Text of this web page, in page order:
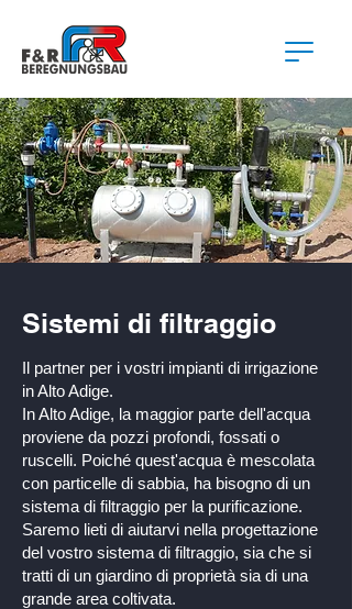
Sistemi di filtraggio
Il partner per i vostri impianti di irrigazione
in Alto Adige.
In Alto Adige, la maggior parte dell'acqua
proviene da pozzi profondi, fossati o
ruscelli. Poiché quest'acqua è mescolata
con particelle di sabbia, ha bisogno di un
sistema di filtraggio per la purificazione.
Saremo lieti di aiutarvi nella progettazione
del vostro sistema di filtraggio, sia che si
tratti di un giardino di proprietà sia di una
grande area coltivata.